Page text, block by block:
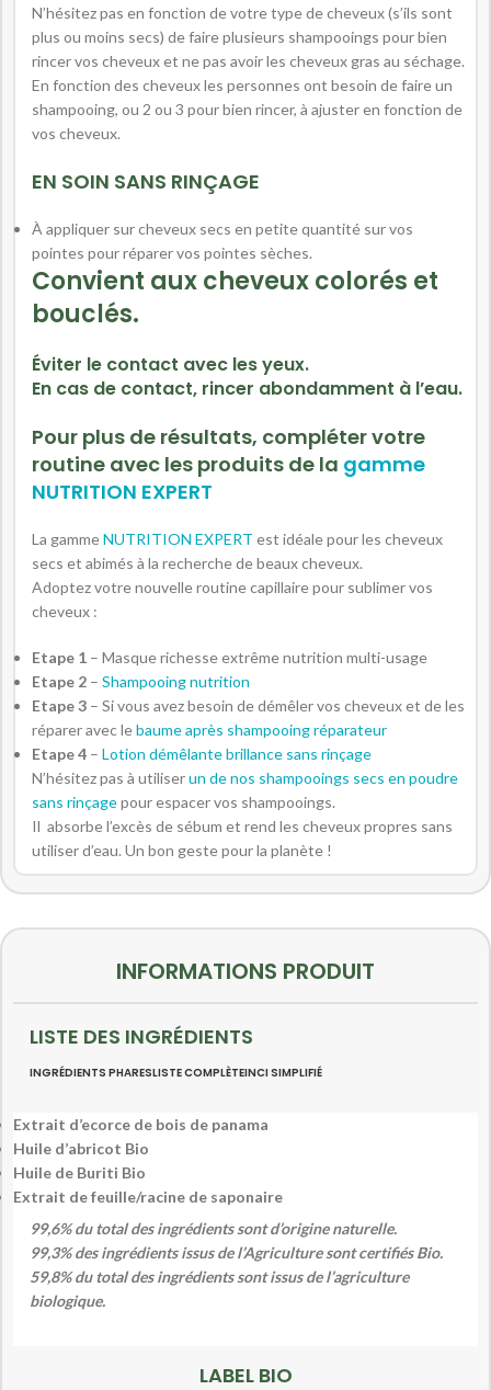
N’hésitez pas en fonction de votre type de cheveux (s’ils sont
plus ou moins secs) de faire plusieurs shampooings pour bien
rincer vos cheveux et ne pas avoir les cheveux gras au séchage.
En fonction des cheveux les personnes ont besoin de faire un
shampooing, ou 2 ou 3 pour bien rincer, à ajuster en fonction de
vos cheveux.
EN SOIN SANS RINÇAGE
À appliquer sur cheveux secs en petite quantité sur vos
pointes pour réparer vos pointes sèches.
Convient aux cheveux colorés et
bouclés.
Éviter le contact avec les yeux.
En cas de contact, rincer abondamment à l’eau.
Pour plus de résultats, compléter votre
routine avec les produits de la gamme
NUTRITION EXPERT
La gammeNUTRITION EXPERT est idéale pour les cheveux
secs et abimés à la recherche de beaux cheveux.
Adoptez votre nouvelle routine capillaire pour sublimer vos
cheveux :
Etape 1 – Masque richesse extrême nutrition multi-usage
Etape 2 – Shampooing nutrition
Etape 3 – Si vous avez besoin de démêler vos cheveux et de les
réparer avec lebaume après shampooing réparateur
Etape 4 – Lotion démêlante brillance sans rinçage
N’hésitez pas à utiliserun de nos shampooings secs en poudre
sans rinçagepour espacer vos shampooings.
Il absorbe l’excès de sébum et rend les cheveux propres sans
utiliser d’eau. Un bon geste pour la planète !
INFORMATIONS PRODUIT
LISTE DES INGRÉDIENTS
INGRÉDIENTS PHARESLISTE COMPLÈTEINCI SIMPLIFIÉ
Extrait d’ecorce de bois de panama
Huile d’abricot Bio
Huile de Buriti Bio
Extrait de feuille/racine de saponaire
99,6% du total des ingrédients sont d’origine naturelle.
99,3% des ingrédients issus de l’Agriculture sont certifiés Bio.
59,8% du total des ingrédients sont issus de l’agriculture
biologique.
LABEL BIO